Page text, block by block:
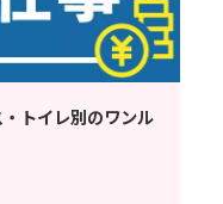
トイレ別のワンル